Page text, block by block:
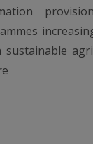
sustainable